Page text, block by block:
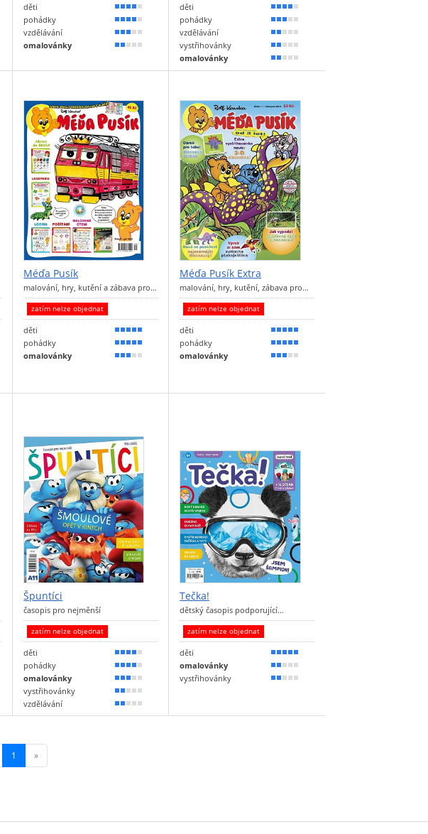
děti
80 %
pohádky
70 %
vzdělávání
60 %
omalovánky
40 %
děti
80 %
pohádky
60 %
vzdělávání
40 %
vystřihovánky
40 %
omalovánky
30 %
Méďa Pusík
malování, hry, kutění a zábava pro…
zatím nelze objednat
děti
100 %
pohádky
100 %
omalovánky
50 %
Méďa Pusík Extra
malování, hry, kutění, zábava pro…
zatím nelze objednat
děti
100 %
pohádky
100 %
omalovánky
50 %
Špuntíci
časopis pro nejměnší
zatím nelze objednat
děti
80 %
pohádky
70 %
omalovánky
60 %
vystřihovánky
40 %
vzdělávání
30 %
Tečka!
dětský časopis podporující…
zatím nelze objednat
děti
90 %
omalovánky
40 %
vystřihovánky
30 %
1 (current)
»